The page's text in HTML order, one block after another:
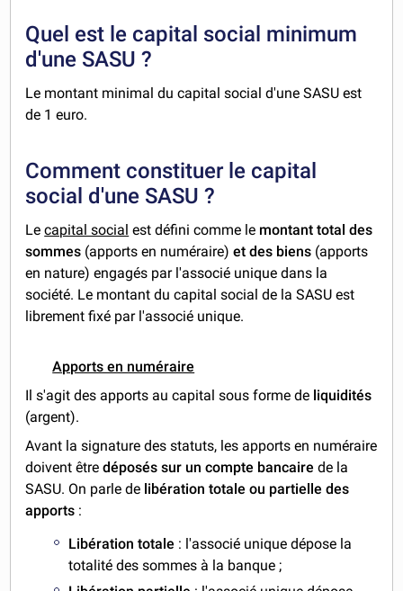
Quel est le capital social minimum
d'une SASU ?
Le montant minimal du capital social d'une SASU est
de 1 euro.
Comment constituer le capital
social d'une SASU ?
Lecapital social est défini comme le montant total des
sommes (apports en numéraire)et des biens (apports
en nature) engagés par l'associé unique dans la
société. Le montant du capital social de la SASU est
librement fixé par l'associé unique.
Apports en numéraire
Il s'agit des apports au capital sous forme de liquidités
(argent).
Avant la signature des statuts, les apports en numéraire
doivent êtredéposés sur un compte bancaire de la
SASU. On parle de libérationtotale ou partielle des
apports :
Libération totale : l'associé unique dépose la
totalité des sommes à la banque ;